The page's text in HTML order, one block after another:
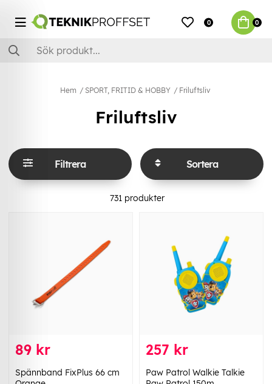
0 0
Hem SPORT, FRITID & HOBBY Friluftsliv
Friluftsliv
Filtrera Sortera
731 produkter
89 kr
Spännband FixPlus 66 cm
257 kr
Paw Patrol Walkie Talkie